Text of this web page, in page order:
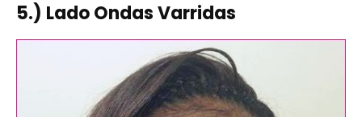
5.) Lado Ondas Varridas